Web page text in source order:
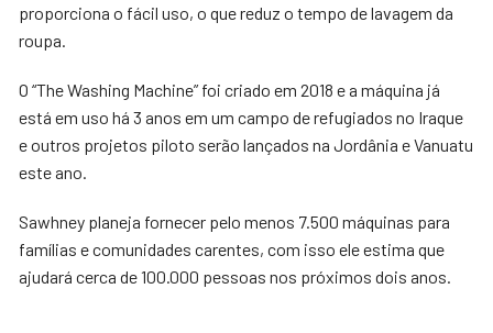
proporciona o fácil uso, o que reduz o tempo de lavagem da
roupa.
O “The Washing Machine” foi criado em 2018 e a máquina já
está em uso há 3 anos em um campo de refugiados no Iraque
e outros projetos piloto serão lançados na Jordânia e Vanuatu
este ano.
Sawhney planeja fornecer pelo menos 7.500 máquinas para
famílias e comunidades carentes, com isso ele estima que
ajudará cerca de 100.000 pessoas nos próximos dois anos.